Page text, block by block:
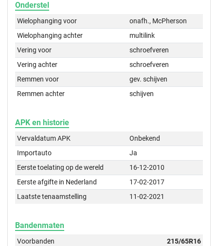
Onderstel
Wielophanging voor
onafh., McPherson
Wielophanging achter
multilink
Vering voor
schroefveren
Vering achter
schroefveren
Remmen voor
gev. schijven
Remmen achter
schijven
APK en historie
Vervaldatum APK
Onbekend
Importauto
Ja
Eerste toelating op de wereld
16-12-2010
Eerste afgifte in Nederland
17-02-2017
Laatste tenaamstelling
11-02-2021
Bandenmaten
Voorbanden 215/65R16